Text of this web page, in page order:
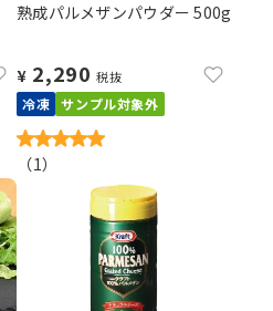
熟成パルメザンパウダー 500g
¥ 2,290 税抜
冷凍 サンプル対象外
（1）